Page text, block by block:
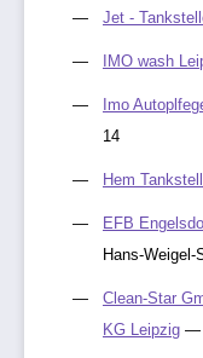
Jet -
IMO wash
Imo
14
Hem
EFB
Hans-Weigel-
Clean-Star
KG Leipzig —